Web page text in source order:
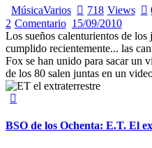
MúsicaVarios 718 Views
2 Comentario 15/09/2010
Los sueños calenturientos de los
cumplido recientemente... las
Fox se han unido para sacar un
de los 80 salen juntas en un
BSO de los Ochenta: E.T. El